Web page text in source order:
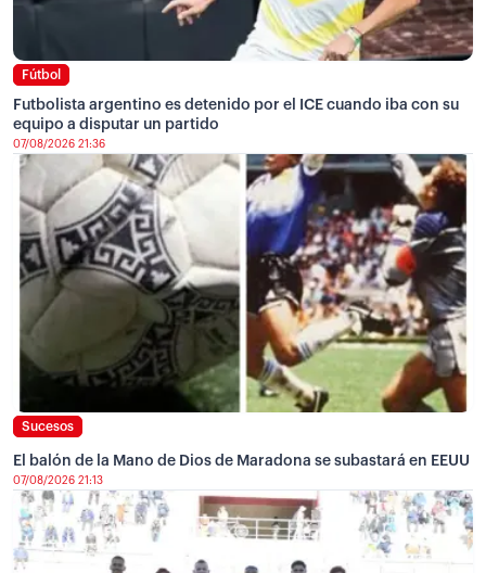
Fútbol
Futbolista argentino es detenido por el ICE cuando iba con su
equipo a disputar un partido
07/08/2026 21:36
Sucesos
El balón de la Mano de Dios de Maradona se subastará en EEUU
07/08/2026 21:13